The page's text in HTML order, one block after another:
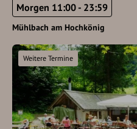
Morgen 11:00 - 23:59
Mühlbach am Hochkönig
Weitere Termine